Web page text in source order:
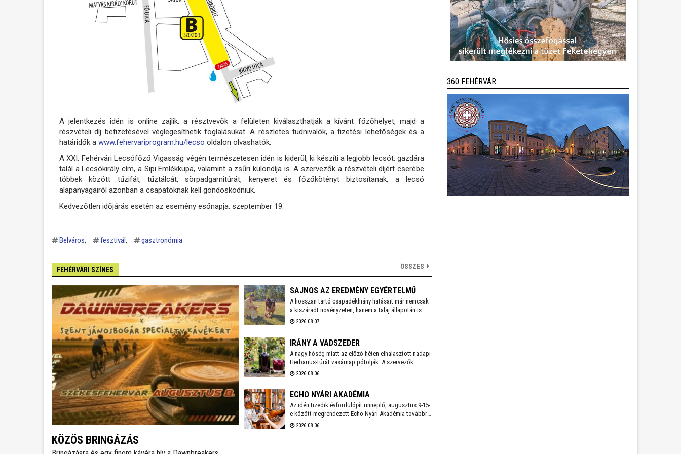
A jelentkezés idén is online zajlik: a résztvevők a felületen kiválaszthatják a kívánt főzőhelyet, majd a
részvételi díj befizetésével véglegesíthetik foglalásukat. A részletes tudnivalók, a fizetési lehetőségek és a
határidők a www.fehervariprogram.hu/lecso oldalon olvashatók.
A XXI. Fehérvári Lecsófőző Vigasság végén természetesen idén is kiderül, ki készíti a legjobb lecsót: gazdára
talál a Lecsókirály cím, a Sipi Emlékkupa, valamint a zsűri különdíja is. A szervezők a részvételi díjért cserébe
többek között tűzifát, tűztálcát, sörpadgarnitúrát, kenyeret és főzőkötényt biztosítanak, a lecsó
alapanyagairól azonban a csapatoknak kell gondoskodniuk.
Kedvezőtlen időjárás esetén az esemény esőnapja: szeptember 19.
Belváros fesztivál gasztronómia
FEHÉRVÁRI SZÍNES ÖSSZES
KÖZÖS BRINGÁZÁS
SAJNOS AZ EREDMÉNY EGYÉRTELMŰ
A hosszan tartó csapadékhiány hatásait már nemcsak
a kiszáradt növényzeten, hanem a talaj állapotán is
egyértelműen mérni lehet. A Városgondnokság
zöldterületének talaját, hogy pontos képet kapjanak a
jelenlegi helyzetről.
2026.08.07.
IRÁNY A VADSZEDER
A nagy hőség miatt az előző héten elhalasztott nadapi
Herbarius-túrát vasárnap pótolják. A szervezők
augusztus 9-én várnak mindenkit, aki szívesen
Lencsés Rita gyógynövényszakértő vezetésével. A
túra Nadapról indul, a részvételhez ezúttal is előzetes
bejelentkezést kérnek a szokásos elérhetőségeken.
2026.08.06.
ECHO NYÁRI AKADÉMIA
Az idén tizedik évfordulóját ünneplő, augusztus 9-15-
e között megrendezett Echo Nyári Akadémia továbbra
is sokkal többet kínál, mint egy hagyományos zenei
2026.08.06.
360 FEHÉRVÁR